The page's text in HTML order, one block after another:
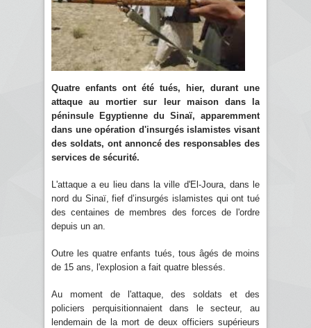
Quatre enfants ont été tués, hier, durant une
attaque au mortier sur leur maison dans la
péninsule Egyptienne du Sinaï, apparemment
dans une opération d'insurgés islamistes visant
des soldats, ont annoncé des responsables des
services de sécurité.
L'attaque a eu lieu dans la ville d'El-Joura, dans le
nord du Sinaï, fief d’insurgés islamistes qui ont tué
des centaines de membres des forces de l'ordre
depuis un an.
Outre les quatre enfants tués, tous âgés de moins
de 15 ans, l'explosion a fait quatre blessés.
Au moment de l'attaque, des soldats et des
policiers perquisitionnaient dans le secteur, au
lendemain de la mort de deux officiers supérieurs